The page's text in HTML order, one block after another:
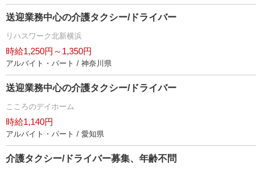
送迎業務中心の介護タクシー/ドライバー
リハスワーク北新横浜
時給1,250円～1,350円
アルバイト・パート / 神奈川県
送迎業務中心の介護タクシー/ドライバー
こころのデイホーム
時給1,140円
アルバイト・パート / 愛知県
介護タクシー/ドライバー募集、年齢不問